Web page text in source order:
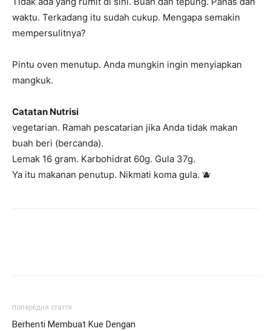
waktu. Terkadang itu sudah cukup. Mengapa semakin
mempersulitnya?
Pintu oven menutup. Anda mungkin ingin menyiapkan
mangkuk.
Catatan Nutrisi
vegetarian. Ramah pescatarian jika Anda tidak makan
buah beri (bercanda).
Lemak 16 gram. Karbohidrat 60g. Gula 37g.
Ya itu makanan penutup. Nikmati koma gula. 🫐
попередня стаття
Berhenti Membuat Kue Dengan